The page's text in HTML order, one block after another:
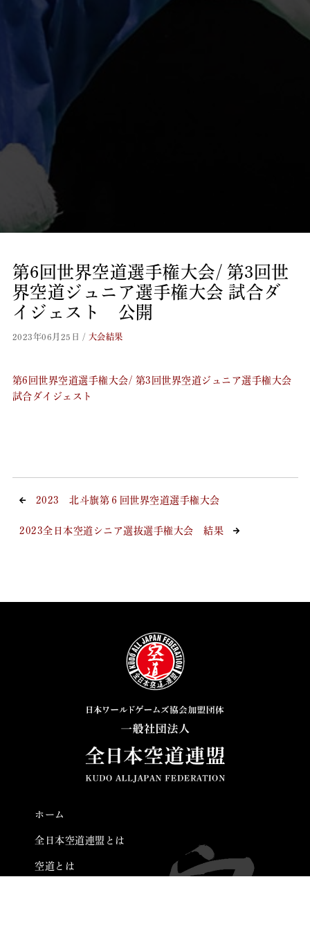
第6回世界空道選手権大会/ 第3回世
界空道ジュニア選手権大会 試合ダ
イジェスト 公開
2023年06月25日 / 大会結果
第6回世界空道選手権大会/ 第3回世界空道ジュニア選手権大会
試合ダイジェスト
2023 北斗旗第６回世界空道選手権大会
2023全日本空道シニア選抜選手権大会 結果
ホーム
全日本空道連盟とは
空道とは